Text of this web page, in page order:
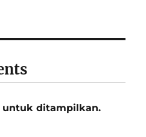
untuk ditampilkan.